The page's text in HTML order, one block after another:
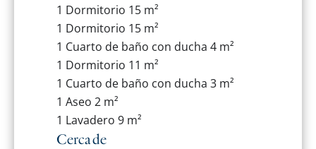
1 Dormitorio 15 m²
1 Dormitorio 15 m²
1 Cuarto de baño con ducha 4 m²
1 Dormitorio 11 m²
1 Cuarto de baño con ducha 3 m²
1 Aseo 2 m²
1 Lavadero 9 m²
Cerca de